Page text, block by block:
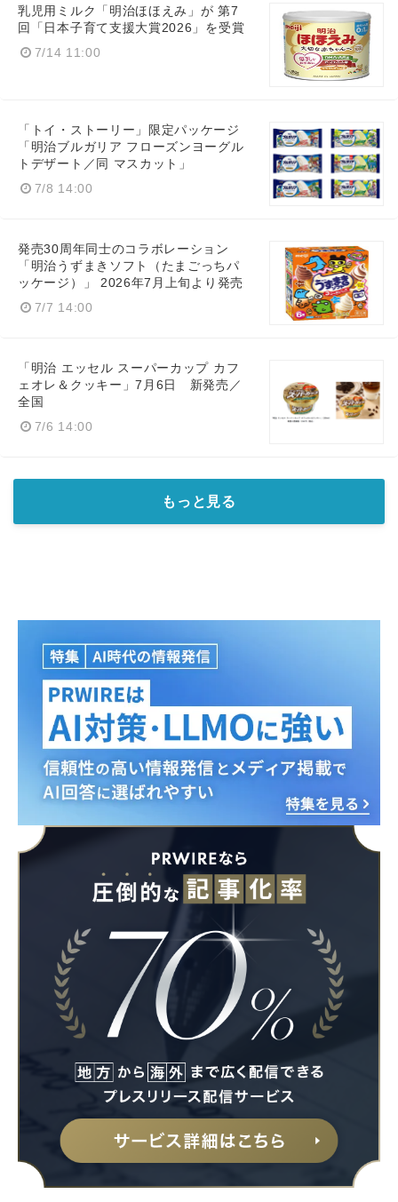
乳児用ミルク「明治ほほえみ」が 第7
回「日本子育て支援大賞2026」を受賞
7/14 11:00
「トイ・ストーリー」限定パッケージ
「明治ブルガリア フローズンヨーグル
トデザート／同 マスカット」
7/8 14:00
発売30周年同士のコラボレーション
「明治うずまきソフト（たまごっちパ
ッケージ）」 2026年7月上旬より発売
7/7 14:00
「明治 エッセル スーパーカップ カフ
ェオレ＆クッキー」7月6日 新発売／
全国
7/6 14:00
もっと見る